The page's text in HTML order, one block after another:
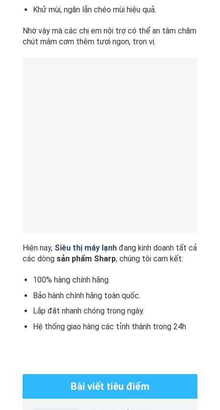
Khử mùi, ngăn lẫn chéo mùi hiệu quả.
Nhờ vậy mà các chị em nội trợ có thể an tâm chăm
chút mâm cơm thêm tươi ngon, trọn vị.
Hiện nay, Siêu thị máy lạnh đang kinh doanh tất cả
các dòng sản phẩm Sharp, chúng tôi cam kết:
100% hàng chính hãng.
Bảo hành chính hãng toàn quốc.
Lắp đặt nhanh chóng trong ngày.
Hệ thống giao hàng các tỉnh thành trong 24h
Bài viết tiêu điểm